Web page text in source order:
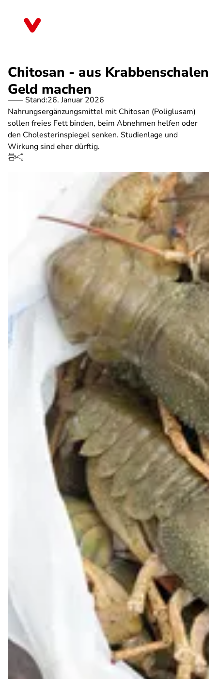
Chitosan - aus Krabbenschalen
Geld machen
Stand:26. Januar 2026
Nahrungsergänzungsmittel mit Chitosan (Poliglusam)
sollen freies Fett binden, beim Abnehmen helfen oder
den Cholesterinspiegel senken. Studienlage und
Wirkung sind eher dürftig.